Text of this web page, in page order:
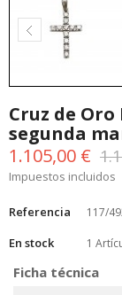
Cruz de Oro
segunda
1.105,00 €
Impuestos incluidos
Referencia 117/
En stock 1
Ficha técnica